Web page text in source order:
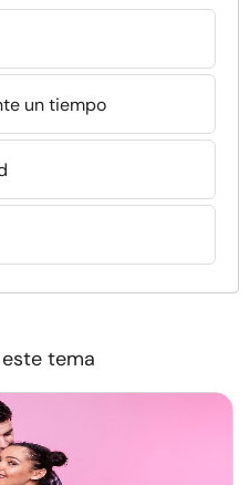
un tiempo
tema